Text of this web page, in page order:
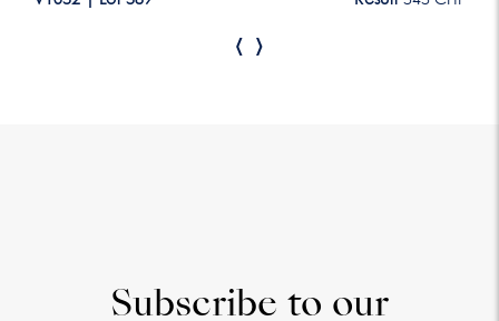
‹ ›
Subscribe to our